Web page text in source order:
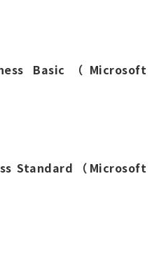
Basic（Microsoft
Standard（Microsoft